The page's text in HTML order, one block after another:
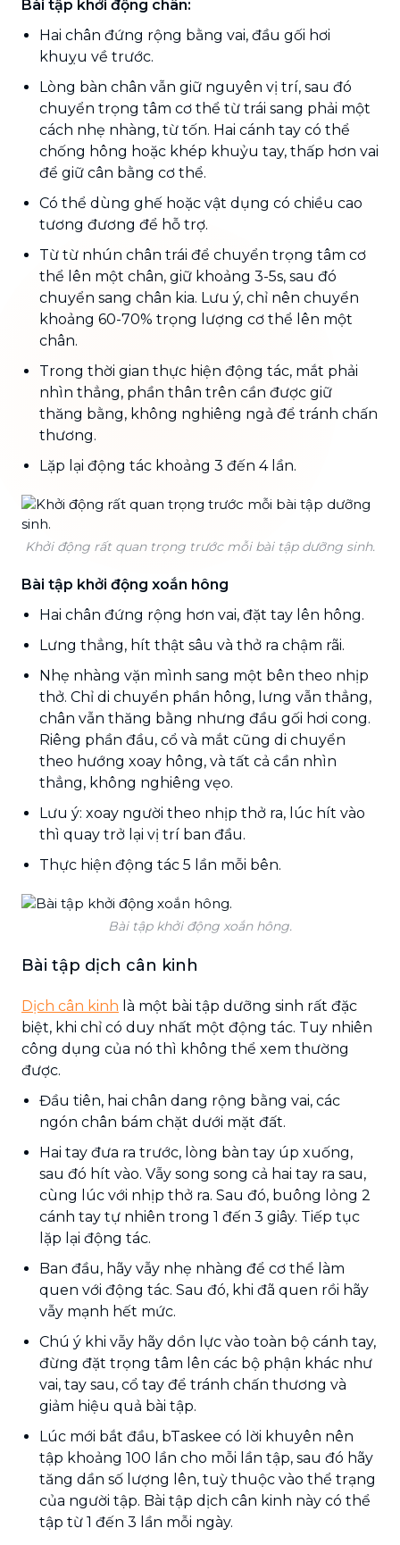
Bài tập khởi động chân:
Hai chân đứng rộng bằng vai, đầu gối hơi
khuỵu về trước.
Lòng bàn chân vẫn giữ nguyên vị trí, sau đó
chuyển trọng tâm cơ thể từ trái sang phải một
cách nhẹ nhàng, từ tốn. Hai cánh tay có thể
chống hông hoặc khép khuỷu tay, thấp hơn vai
để giữ cân bằng cơ thể.
Có thể dùng ghế hoặc vật dụng có chiều cao
tương đương để hỗ trợ.
Từ từ nhún chân trái để chuyển trọng tâm cơ
thể lên một chân, giữ khoảng 3-5s, sau đó
chuyển sang chân kia. Lưu ý, chỉ nên chuyển
khoảng 60-70% trọng lượng cơ thể lên một
chân.
Trong thời gian thực hiện động tác, mắt phải
nhìn thẳng, phần thân trên cần được giữ
thăng bằng, không nghiêng ngả để tránh chấn
thương.
Lặp lại động tác khoảng 3 đến 4 lần.
Khởi động rất quan trọng trước mỗi bài tập dưỡng sinh.
Bài tập khởi động xoắn hông
Hai chân đứng rộng hơn vai, đặt tay lên hông.
Lưng thẳng, hít thật sâu và thở ra chậm rãi.
Nhẹ nhàng vặn mình sang một bên theo nhịp
thở. Chỉ di chuyển phần hông, lưng vẫn thẳng,
chân vẫn thăng bằng nhưng đầu gối hơi cong.
Riêng phần đầu, cổ và mắt cũng di chuyển
theo hướng xoay hông, và tất cả cần nhìn
thẳng, không nghiêng vẹo.
Lưu ý: xoay người theo nhịp thở ra, lúc hít vào
thì quay trở lại vị trí ban đầu.
Thực hiện động tác 5 lần mỗi bên.
Bài tập khởi động xoắn hông.
Bài tập dịch cân kinh
Dịch cân kinh là một bài tập dưỡng sinh rất đặc
biệt, khi chỉ có duy nhất một động tác. Tuy nhiên
công dụng của nó thì không thể xem thường
được.
Đầu tiên, hai chân dang rộng bằng vai, các
ngón chân bám chặt dưới mặt đất.
Hai tay đưa ra trước, lòng bàn tay úp xuống,
sau đó hít vào. Vẫy song song cả hai tay ra sau,
cùng lúc với nhịp thở ra. Sau đó, buông lỏng 2
cánh tay tự nhiên trong 1 đến 3 giây. Tiếp tục
lặp lại động tác.
Ban đầu, hãy vẫy nhẹ nhàng để cơ thể làm
quen với động tác. Sau đó, khi đã quen rồi hãy
vẫy mạnh hết mức.
Chú ý khi vẫy hãy dồn lực vào toàn bộ cánh tay,
đừng đặt trọng tâm lên các bộ phận khác như
vai, tay sau, cổ tay để tránh chấn thương và
giảm hiệu quả bài tập.
Lúc mới bắt đầu, bTaskee có lời khuyên nên
tập khoảng 100 lần cho mỗi lần tập, sau đó hãy
tăng dần số lượng lên, tuỳ thuộc vào thể trạng
của người tập. Bài tập dịch cân kinh này có thể
tập từ 1 đến 3 lần mỗi ngày.